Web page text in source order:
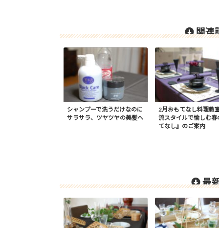
関連
シャンプーで洗うだけなのに
サラサラ、ツヤツヤの美髪へ
2月おもてなし料理教
流スタイルで愉しむ春
てなし』のご案内
最